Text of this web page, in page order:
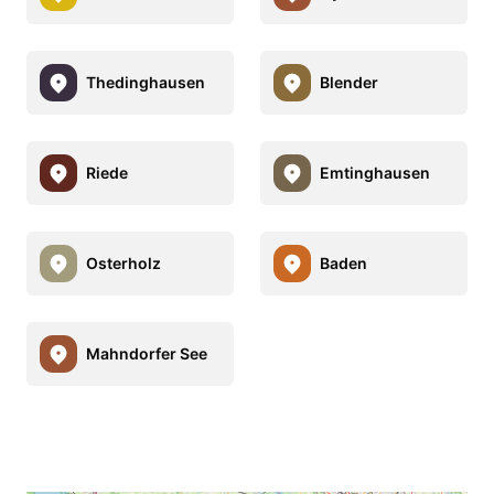
Thedinghausen Blender
Riede Emtinghausen
Osterholz Baden
Mahndorfer See